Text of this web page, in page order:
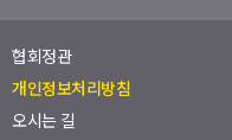
협회정관
개인정보처리방침
오시는 길